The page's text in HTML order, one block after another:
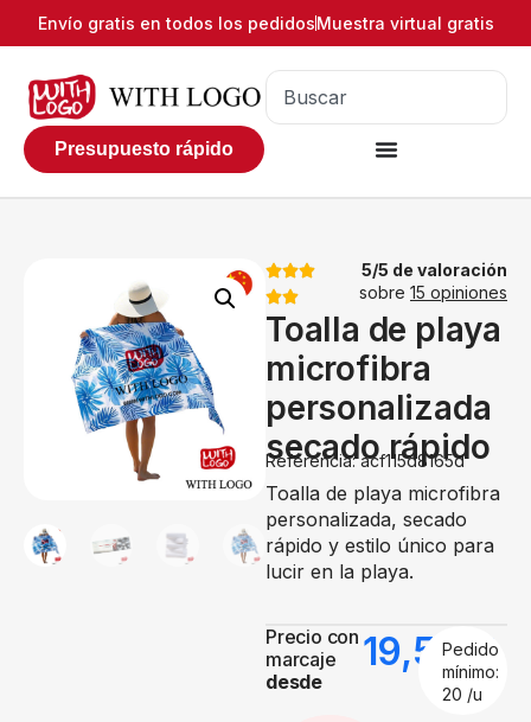
Envío gratis en todos los pedidosMuestra virtual gratis
Presupuesto rápido
5/5 de valoración
sobre 15 opiniones
Toalla de playa
microfibra
personalizada
secado rápido
Referencia: acf115d8165d
Toalla de playa microfibra
personalizada, secado
rápido y estilo único para
lucir en la playa.
Precio con
marcaje
desde
19,50€
Pedido
mínimo:
20 /u